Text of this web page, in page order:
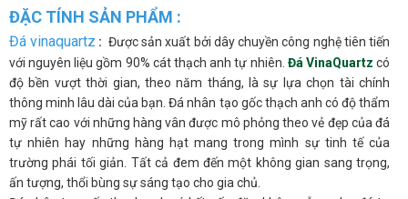
ĐẶC TÍNH SẢN PHẨM :
Đá vinaquartz : Được sản xuất bởi dây chuyền công nghệ tiên tiến
với nguyên liệu gồm 90% cát thạch anh tự nhiên. Đá VinaQuartz có
độ bền vượt thời gian, theo năm tháng, là sự lựa chọn tài chính
thông minh lâu dài của bạn. Đá nhân tạo gốc thạch anh có độ thẩm
mỹ rất cao với những hàng vân được mô phỏng theo vẻ đẹp của đá
tự nhiên hay những hàng hạt mang trong mình sự tinh tế của
trường phái tối giản. Tất cả đem đến một không gian sang trọng,
ấn tượng, thổi bùng sự sáng tạo cho gia chủ.